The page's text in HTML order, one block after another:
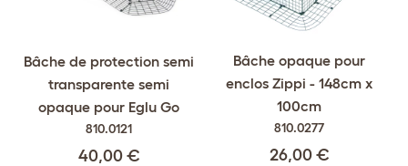
Bâche de protection semi
transparente semi
opaque pour Eglu Go
810.0121
40,00 €
Bâche opaque pour
enclos Zippi - 148cm x
100cm
810.0277
26,00 €